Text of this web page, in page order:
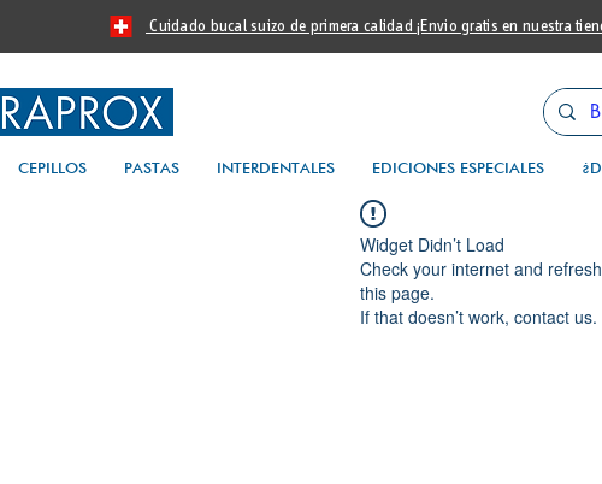
Cuidado bucal suizo de primera calidad ¡Envio gratis en nuestra
CEPILLOS PASTAS INTERDENTALES EDICIONES ESPECIALES
Widget Didn’t Load
Check your internet and refresh
this page.
If that doesn’t work, contact us.